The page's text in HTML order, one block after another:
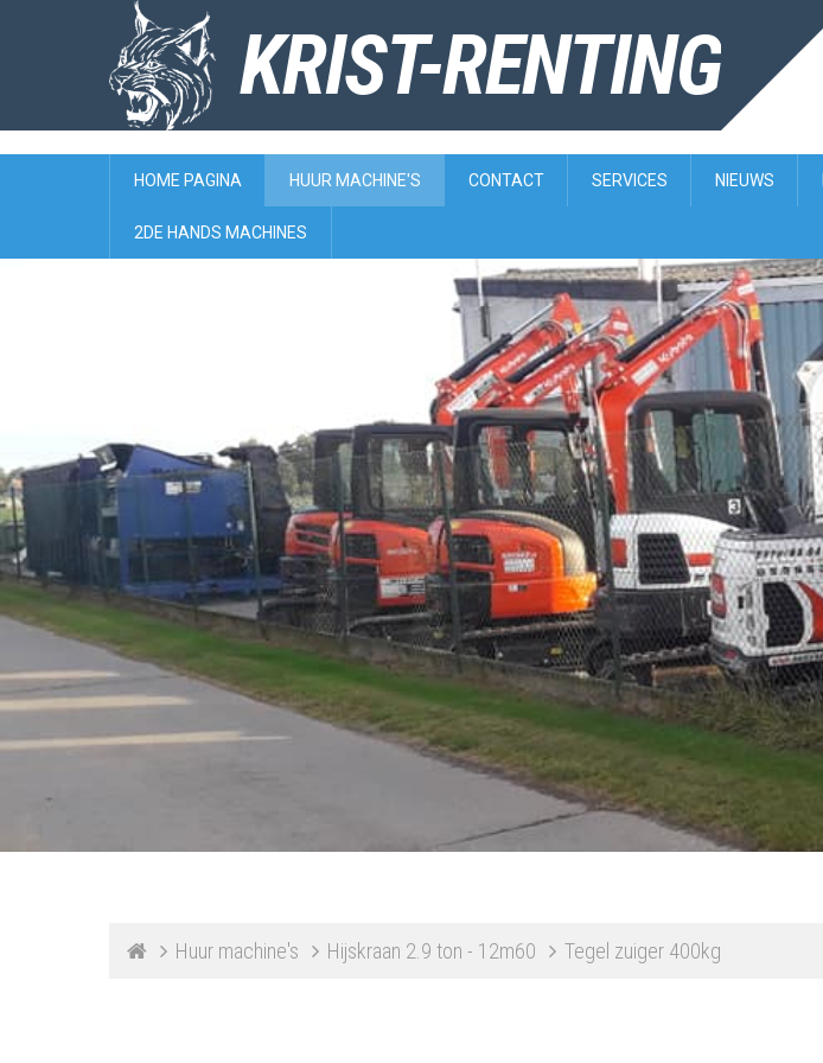
KRIST-RENTING
HOME PAGINA HUUR MACHINE'S CONTACT SERVICES NIEUWS
2DE HANDS MACHINES
Huur machine's Hijskraan 2.9 ton - 12m60 Tegel zuiger 400kg